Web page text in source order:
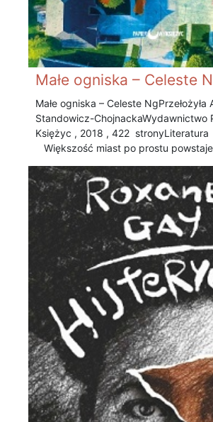
Małe ogniska – Celeste
Małe ogniska – Celeste Ng Przełożyła
Standowicz-Chojnacka Wydawnictwo
Księżyc , 2018 , 422 stronyLiteratura
Większość miast po prostu